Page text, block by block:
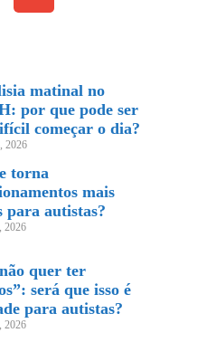
matinal no
por que pode ser
começar o dia?
2026
torna
mais
para autistas?
2026
quer ter
será que isso é
para autistas?
2026